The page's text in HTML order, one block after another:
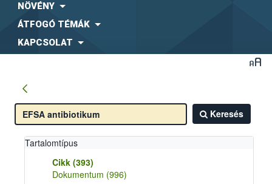
NÖVÉNY
ÁTFOGÓ TÉMÁK
KAPCSOLAT
Keresés
Tartalomtípus
Cikk (393)
Dokumentum (996)